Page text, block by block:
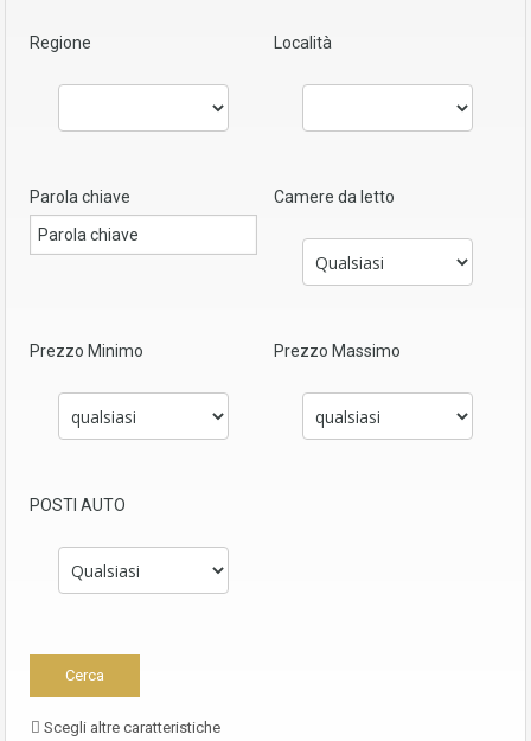
Regione Località
Parola chiave Camere da letto
Prezzo Minimo Prezzo Massimo
POSTI AUTO
Scegli altre caratteristiche